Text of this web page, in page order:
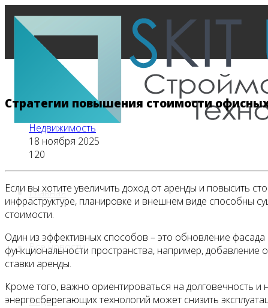
Главная
Все новости
Видео
Стратегии повышения стоимости
Недвижимость
18 ноября 2025
120
Если вы хотите увеличить доход от аренды и повысить
инфраструктуре, планировке и внешнем виде способны
стоимости.
Один из эффективных способов – это обновление
функциональности пространства, например, добавление
ставки аренды.
Кроме того, важно ориентироваться на долговечность
энергосберегающих технологий может снизить